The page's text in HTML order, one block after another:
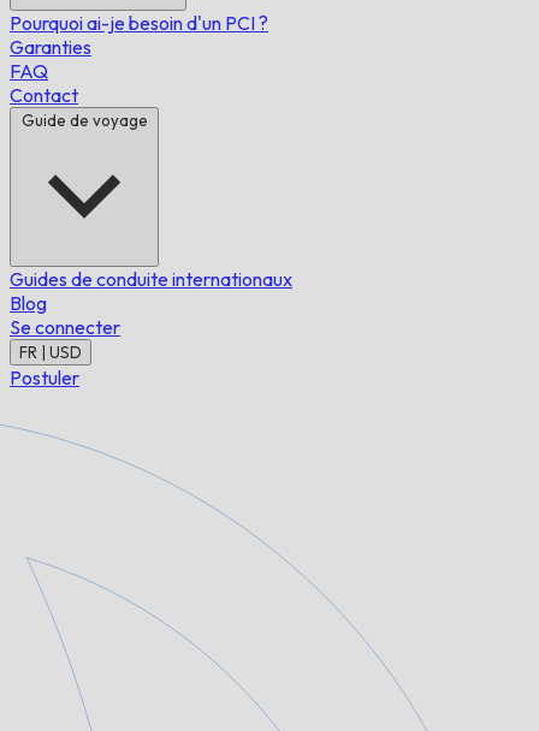
Pourquoi ai-je besoin d'un PCI ?
Garanties
FAQ
Contact
Guide de voyage
Guides de conduite internationaux
Blog
Se connecter
FR | USD
Postuler